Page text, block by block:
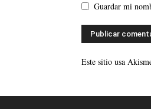
Guardar mi
Este sitio usa